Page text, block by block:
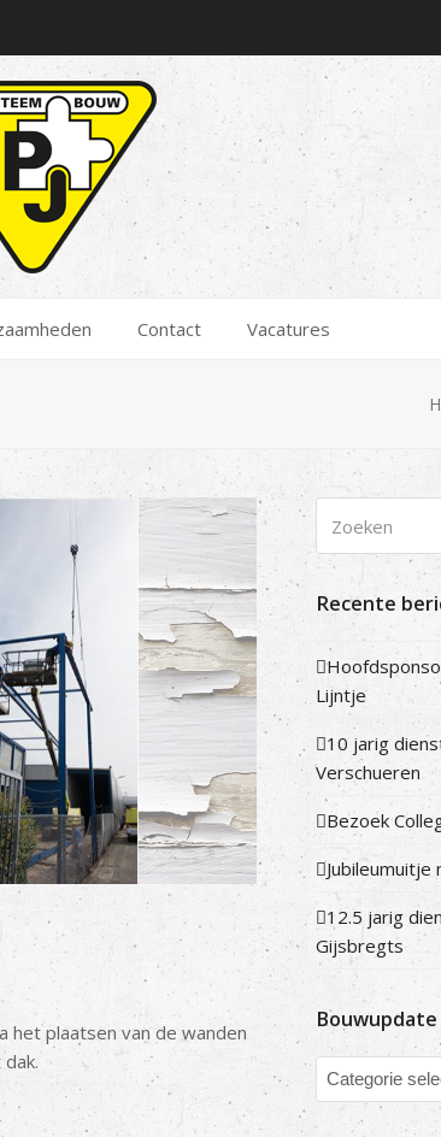
Contact Vacatures
het plaatsen van de wanden
dak.
Recente
Lijntje
10 jarig
Verschueren
Bezoek
Jubileumuitje
12.5 jarig
Gijsbregts
Bouwupdate
Bouwupdate